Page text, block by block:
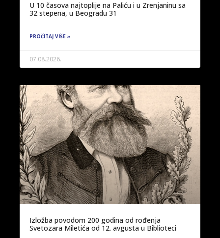
U 10 časova najtoplije na Paliću i u Zrenjaninu sa
32 stepena, u Beogradu 31
PROČITAJ VIŠE »
07.08.2026.
Izložba povodom 200 godina od rođenja
Svetozara Miletića od 12. avgusta u Biblioteci